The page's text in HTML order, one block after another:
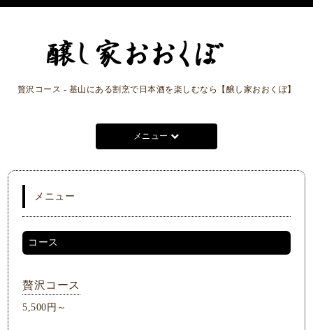
贅沢コース - 基山にある割烹で日本酒を楽しむなら【醸し家おおくぼ】
メニュー
メニュー
コース
贅沢コース
5,500円～